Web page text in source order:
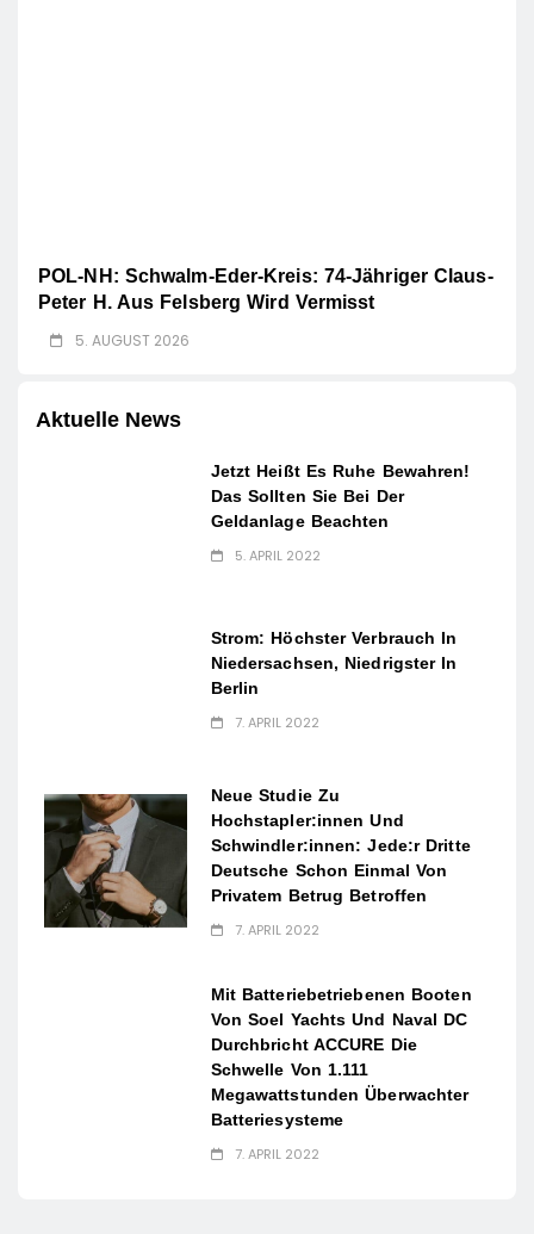
POL-NH: Schwalm-Eder-Kreis: 74-Jähriger Claus-
Peter H. Aus Felsberg Wird Vermisst
5. AUGUST 2026
Aktuelle News
Jetzt Heißt Es Ruhe Bewahren!
Das Sollten Sie Bei Der
Geldanlage Beachten
5. APRIL 2022
Strom: Höchster Verbrauch In
Niedersachsen, Niedrigster In
Berlin
7. APRIL 2022
Neue Studie Zu
Hochstapler:innen Und
Schwindler:innen: Jede:r Dritte
Deutsche Schon Einmal Von
Privatem Betrug Betroffen
7. APRIL 2022
Mit Batteriebetriebenen Booten
Von Soel Yachts Und Naval DC
Durchbricht ACCURE Die
Schwelle Von 1.111
Megawattstunden Überwachter
Batteriesysteme
7. APRIL 2022